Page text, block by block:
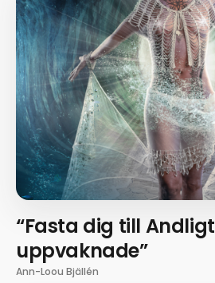
“Fasta dig till Andligt
uppvaknade”
Ann-Loou Bjällén